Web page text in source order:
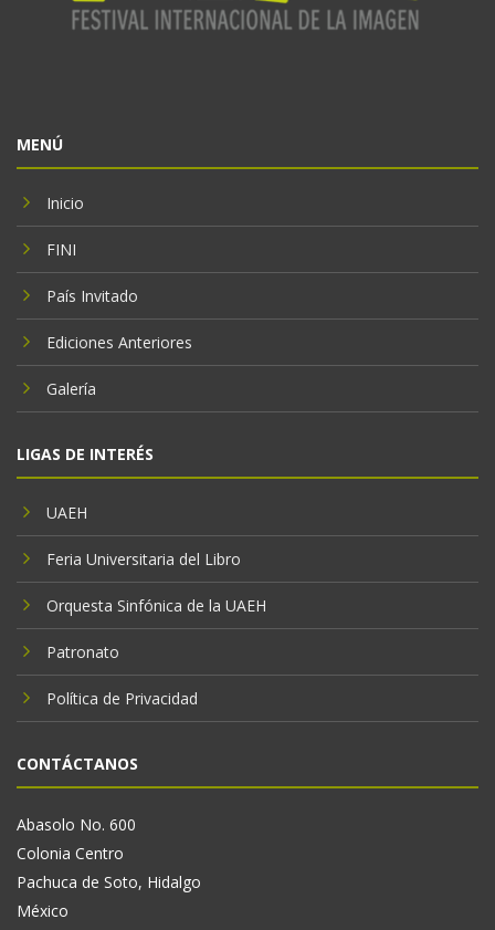
MENÚ
Inicio
FINI
País Invitado
Ediciones Anteriores
Galería
LIGAS DE INTERÉS
UAEH
Feria Universitaria del Libro
Orquesta Sinfónica de la UAEH
Patronato
Política de Privacidad
CONTÁCTANOS
Abasolo No. 600
Colonia Centro
Pachuca de Soto, Hidalgo
México